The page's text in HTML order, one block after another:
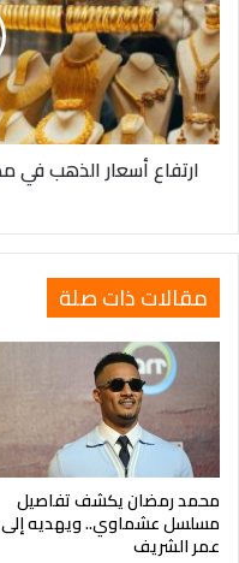
في
مصر
بنحو
15
جنيهاً
الأربعاء
مقالات ذات صلة
محمد رمضان يكشف تفاصيل
مسلسل عشماوي.. ويهديه إلى
عمر الشريف